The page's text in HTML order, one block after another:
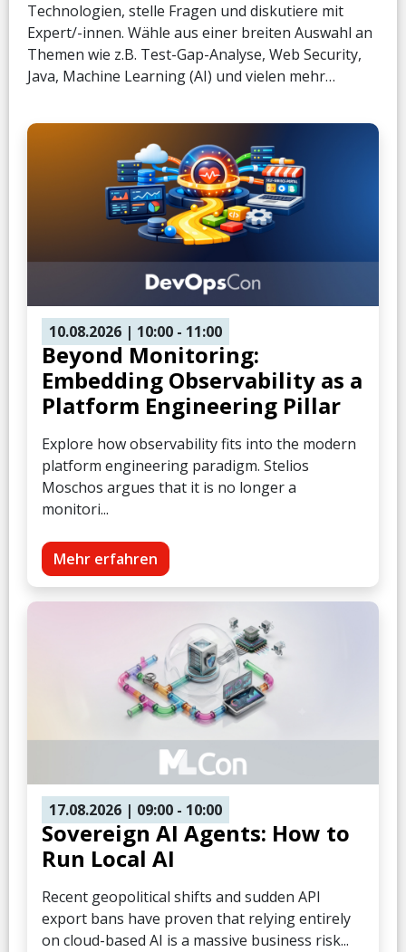
Technologien, stelle Fragen und diskutiere mit
Expert/-innen. Wähle aus einer breiten Auswahl an
Themen wie z.B. Test-Gap-Analyse, Web Security,
Java, Machine Learning (AI) und vielen mehr…
10.08.2026 | 10:00 - 11:00
Beyond Monitoring:
Embedding Observability as a
Platform Engineering Pillar
Explore how observability fits into the modern
platform engineering paradigm. Stelios
Moschos argues that it is no longer a
monitori...
Mehr erfahren
17.08.2026 | 09:00 - 10:00
Sovereign AI Agents: How to
Run Local AI
Recent geopolitical shifts and sudden API
export bans have proven that relying entirely
on cloud-based AI is a massive business risk...